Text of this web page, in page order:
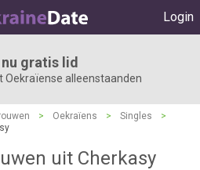
Login
gratis lid
Oekraïense alleenstaanden
> Oekraïens > Singles
>
uit Cherkasy